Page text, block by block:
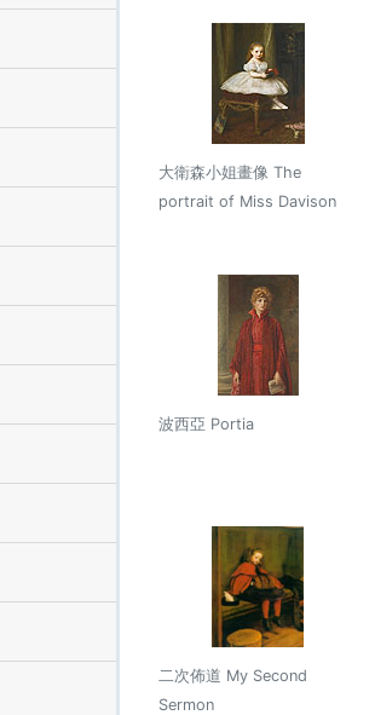
大衛森小姐畫像 The
portrait of Miss Davison
波西亞 Portia
二次佈道 My Second
Sermon